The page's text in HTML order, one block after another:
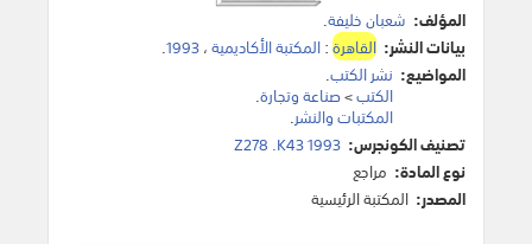
المؤلف: شعبان خليفة.
بيانات النشر: القاهرة:المكتبة الأكاديمية،1993
.
المواضيع: نشر الكتب.
الكتب>صناعة وتجارة.
المكتبات والنشر.
تصنيف الكونجرس: Z278 .K43 1993
نوع المادة: مراجع
المصدر: المكتبة الرئيسية